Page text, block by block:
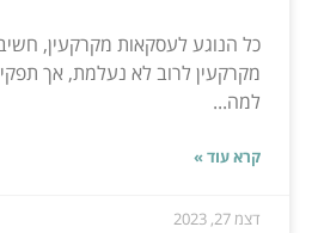
כל הנוגע לעסקאות מקרקעין,
מקרקעין לרוב לא נעלמת, אך
למה...
קרא עוד »
דצמ 27, 2023